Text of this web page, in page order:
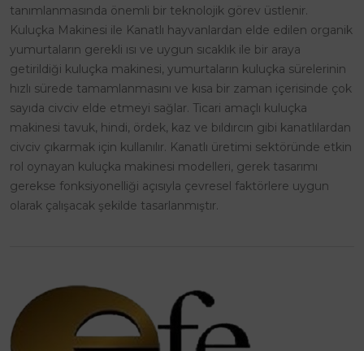
tanımlanmasında önemli bir teknolojik görev üstlenir.
Kuluçka Makinesi ile Kanatlı hayvanlardan elde edilen organik
yumurtaların gerekli ısı ve uygun sıcaklık ile bir araya
getirildiği kuluçka makinesi, yumurtaların kuluçka sürelerinin
hızlı sürede tamamlanmasını ve kısa bir zaman içerisinde çok
sayıda civciv elde etmeyi sağlar. Ticari amaçlı kuluçka
makinesi tavuk, hindi, ördek, kaz ve bıldırcın gibi kanatlılardan
civciv çıkarmak için kullanılır. Kanatlı üretimi sektöründe etkin
rol oynayan kuluçka makinesi modelleri, gerek tasarımı
gerekse fonksiyonelliği açısıyla çevresel faktörlere uygun
olarak çalışacak şekilde tasarlanmıştır.